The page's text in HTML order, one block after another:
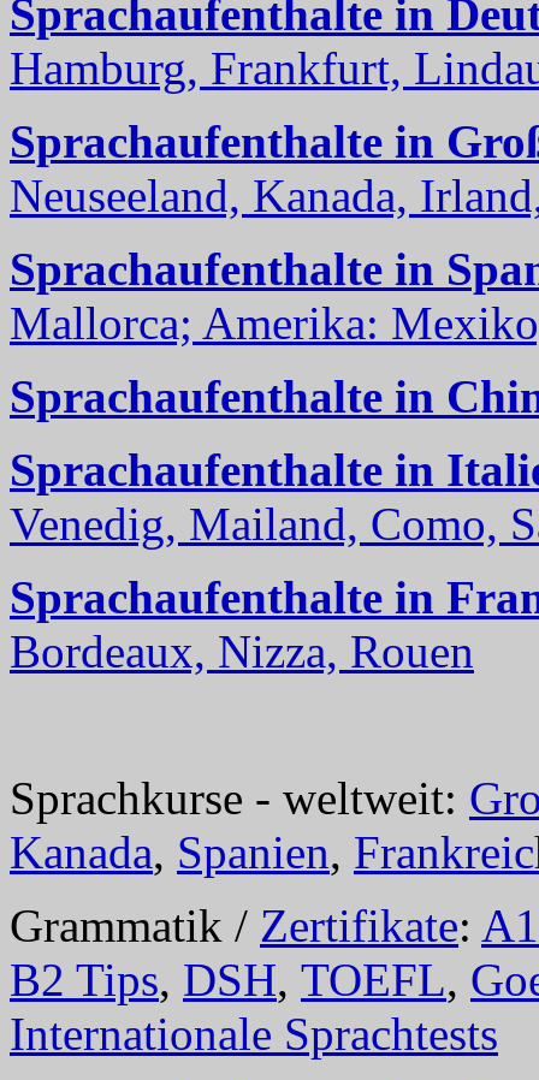
Sprachaufenthalte in
Hamburg, Frankfurt,
Sprachaufenthalte in
Neuseeland, Kanada,
Sprachaufenthalte in
Mallorca; Amerika:
Sprachaufenthalte in
Sprachaufenthalte in
Venedig, Mailand, Como,
Sprachaufenthalte in
Bordeaux, Nizza, Rouen
Sprachkurse - weltweit:
Kanada, Spanien,
Grammatik / Zertifikate: A1
B2 Tips, DSH, TOEFL,
Internationale Sprachtests